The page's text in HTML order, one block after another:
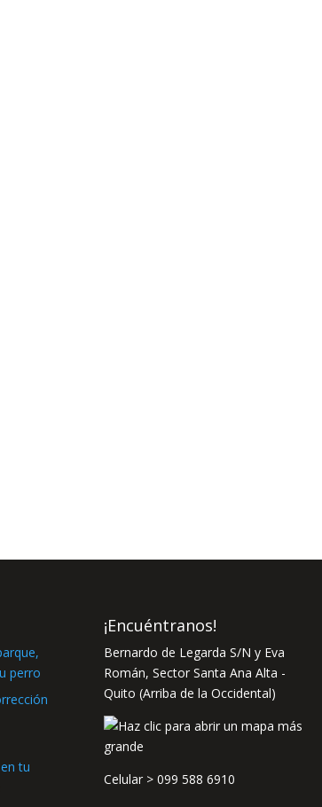
perro
tu
¡Encuéntranos!
Bernardo de Legarda S/N y Eva
Román, Sector Santa Ana Alta -
Quito (Arriba de la Occidental)
Celular > 099 588 6910